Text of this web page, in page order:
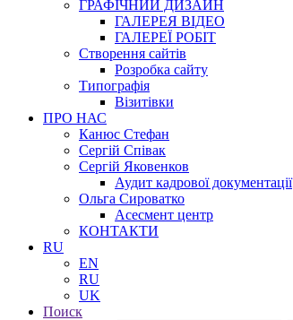
ГРАФІЧНИЙ ДИЗАЙН
ГАЛЕРЕЯ ВІДЕО
ГАЛЕРЕЇ РОБІТ
Створення сайтів
Розробка сайту
Типографія
Візитівки
ПРО НАС
Канюс Стефан
Сергій Співак
Сергій Яковенков
Аудит кадрової документації
Ольга Сироватко
Асесмент центр
КОНТАКТИ
RU
EN
RU
UK
Поиск